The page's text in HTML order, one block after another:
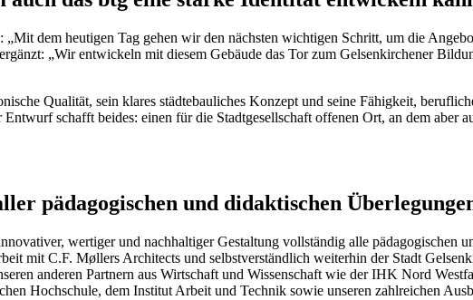
dem heutigen Tag gehen wir den nächsten wichtigen Schritt, um die
„Wir entwickeln mit diesem Gebäude das Tor zum Gelsenkirchener
Qualität, sein klares städtebauliches Konzept und seine Fähigkeit,
schafft beides: einen für die Stadtgesellschaft offenen Ort, an dem aber
pädagogischen und didaktischen
wertiger und nachhaltiger Gestaltung vollständig alle pädagogischen
mit C.F. Møllers Architects und selbstverständlich weiterhin der Stadt
anderen Partnern aus Wirtschaft und Wissenschaft wie der IHK Nord
Hochschule, dem Institut Arbeit und Technik sowie unseren zahlreichen